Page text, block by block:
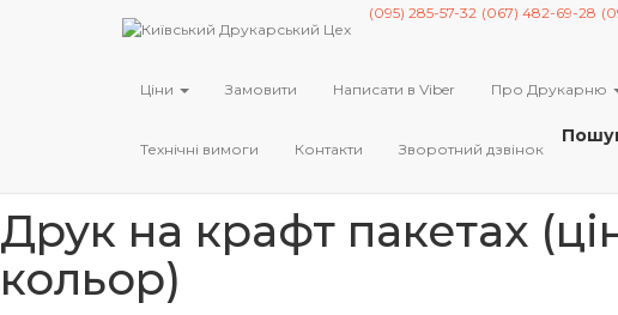
(095) 285-57-32 (067) 482-69-28
Ціни Замовити Написати в Viber Про Друкарню
Технічні вимоги Контакти Зворотний дзвінок
Ціни на друк крафт пакетів з
Приймаємо замовлення без вихідних з
Друк на крафт пакетах
кольор)